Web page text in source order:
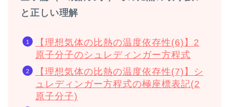
と正しい理解
【理想気体の比熱の温度依存性(6)】2
原子分子のシュレディンガー方程式
【理想気体の比熱の温度依存性(7)】シ
ュレディンガー方程式の極座標表記(2
原子分子)